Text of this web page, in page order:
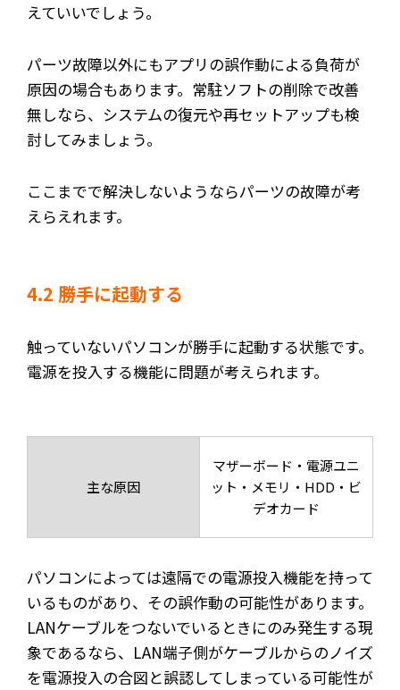
えていいでしょう。
パーツ故障以外にもアプリの誤作動による負荷が
原因の場合もあります。常駐ソフトの削除で改善
無しなら、システムの復元や再セットアップも検
討してみましょう。
ここまでで解決しないようならパーツの故障が考
えらえれます。
4.2 勝手に起動する
触っていないパソコンが勝手に起動する状態です。
電源を投入する機能に問題が考えられます。
主な原因
マザーボード・電源ユニ
ット・メモリ・HDD・ビ
デオカード
パソコンによっては遠隔での電源投入機能を持って
いるものがあり、その誤作動の可能性があります。
LANケーブルをつないでいるときにのみ発生する現
象であるなら、LAN端子側がケーブルからのノイズ
を電源投入の合図と誤認してしまっている可能性が